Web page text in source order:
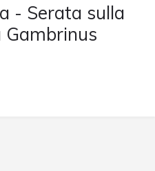
- Serata sulla
Gambrinus